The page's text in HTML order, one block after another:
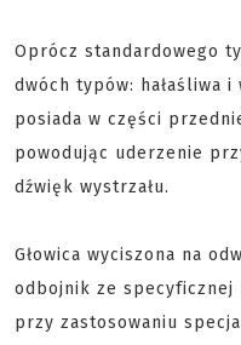
Oprócz standardowego
dwóch typów: hałaśliwa
posiada w części
powodując uderzenie
dźwięk wystrzału.
Głowica wyciszona na
odbojnik ze specyficznej
przy zastosowaniu